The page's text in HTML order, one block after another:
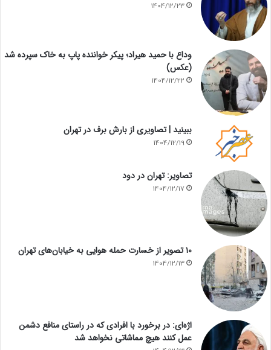
1404/12/23
وداع با حمید هیراد؛ پیکر خواننده پاپ به خاک سپرده شد
(عکس)
1404/12/22
ببینید | تصاویری از بارش برف در تهران
1404/12/19
تصاویر: تهران در دود
1404/12/17
۱۰ تصویر از خسارت حمله هوایی به خیابان‌های تهران
1404/12/13
اژه‌ای: در برخورد با افرادی که در راستای منافع دشمن
عمل کنند هیچ مماشاتی نخواهد شد